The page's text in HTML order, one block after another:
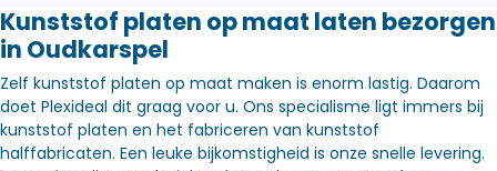
Kunststof platen op maat laten bezorgen
in Oudkarspel
Zelf kunststof platen op maat maken is enorm lastig. Daarom
doet Plexideal dit graag voor u. Ons specialisme ligt immers bij
kunststof platen en het fabriceren van kunststof
halffabricaten. Een leuke bijkomstigheid is onze snelle levering.